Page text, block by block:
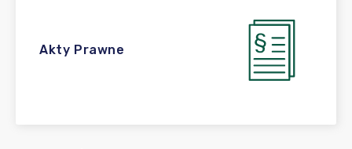
Akty Prawne